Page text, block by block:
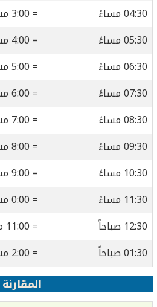
04:30 مساءً
= 3:00 مساءً
05:30 مساءً
= 4:00 مساءً
06:30 مساءً
= 5:00 مساءً
07:30 مساءً
= 6:00 مساءً
08:30 مساءً
= 7:00 مساءً
09:30 مساءً
= 8:00 مساءً
10:30 مساءً
= 9:00 مساءً
11:30 مساءً
= 0:00 مساءً
12:30 صباحاً
= 11:00 مساءً
01:30 صباحاً
= 2:00 مساءً
المقارنة